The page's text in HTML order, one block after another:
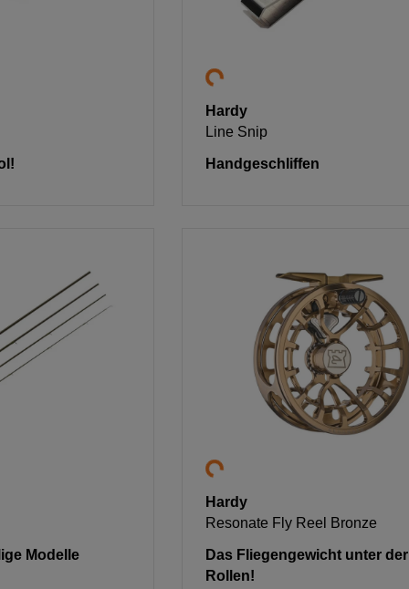
Hardy
Line Snip
Handgeschliffen
Modelle
Hardy
Resonate Fly Reel Bronze
Das Fliegengewicht unter der
Rollen!